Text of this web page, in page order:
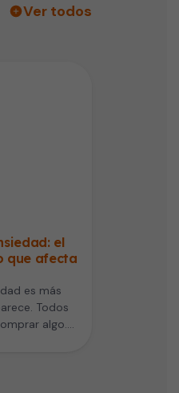
Ver todos
el
que afecta
es más
Todos
algo.